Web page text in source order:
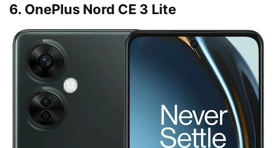
6. OnePlus Nord CE 3 Lite